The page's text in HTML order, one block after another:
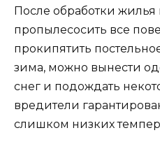
После обработки
пропылесосить все
прокипятить
зима, можно вынести
снег и подождать
вредители
слишком низких